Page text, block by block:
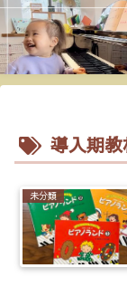
導入期教
未分類